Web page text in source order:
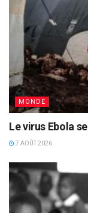
MONDE
Le virus Ebola
7 AOÛT 2026